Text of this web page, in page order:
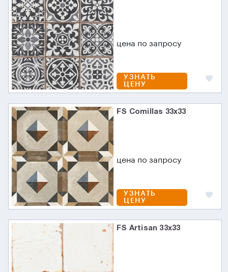
цена по запросу
УЗНАТЬ
ЦЕНУ
FS Comillas 33x33
цена по запросу
УЗНАТЬ
ЦЕНУ
FS Artisan 33x33